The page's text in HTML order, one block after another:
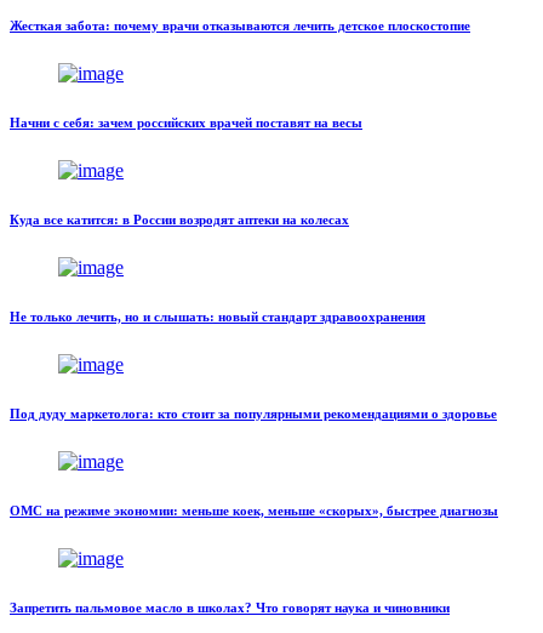
Жесткая забота: почему врачи отказываются лечить детское плоскостопие
Начни с себя: зачем российских врачей поставят на весы
Куда все катится: в России возродят аптеки на колесах
Не только лечить, но и слышать: новый стандарт здравоохранения
Под дуду маркетолога: кто стоит за популярными рекомендациями о здоровье
ОМС на режиме экономии: меньше коек, меньше «скорых», быстрее диагнозы
Запретить пальмовое масло в школах? Что говорят наука и чиновники